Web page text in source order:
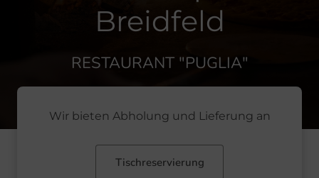
Breidfeld
RESTAURANT "PUGLIA"
Wir bieten Abholung und Lieferung an
Tischreservierung